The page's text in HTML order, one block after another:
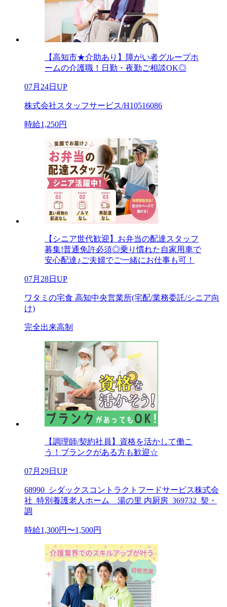
【高知市★介助あり】障がい者グループホ
ームの介護職！日勤・夜勤ご相談OK◎
07月24日UP
株式会社スタッフサービス/H10516086
時給1,250円
【シニア世代歓迎】お弁当の配達スタッフ
募集!普通免許必須◎乗り慣れた自家用車で
安心配達♪ご夫婦でご一緒にお仕事も可！
07月28日UP
ワタミの宅食 高知中央営業所(宅配/業務委託/シニア向
け)
完全出来高制
【調理師/契約社員】資格を活かして働こ
う！ブランクがある方も歓迎☆
07月29日UP
68990_シダックスコントラクトフードサービス株式会
社_特別養護老人ホーム 湯の里 内厨房_369732_契・
調
時給1,300円〜1,500円